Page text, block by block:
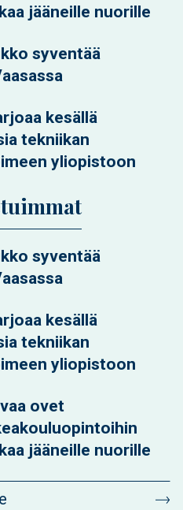
jääneille nuorille
syventää
kesällä
tekniikan
yliopistoon
syventää
kesällä
tekniikan
yliopistoon
ovet
jääneille nuorille